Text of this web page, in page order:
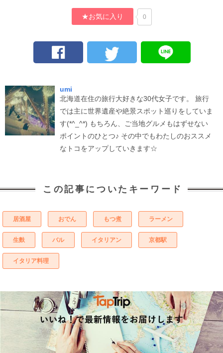
★お気に入り 0
umi
北海道在住の旅行大好きな30代女子です。 旅行
では主に世界遺産や絶景スポット巡りをしていま
す(*^_^*) もちろん、ご当地グルメもはずせない
ポイントのひとつ♪ その中でもわたしのおススメ
なトコをアップしていきます☆
この記事についたキーワード
居酒屋 おでん もつ煮 ラーメン
生麩 バル イタリアン 京都駅
イタリア料理